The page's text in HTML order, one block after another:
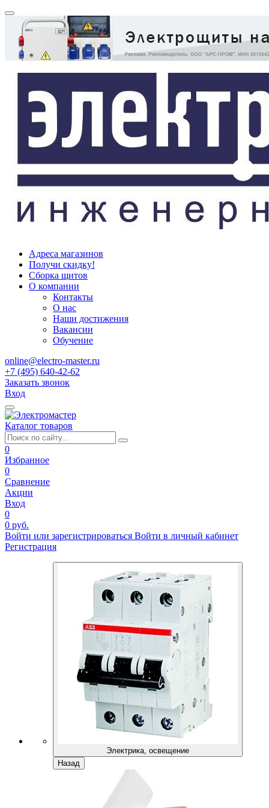
Адреса магазинов
Получи скидку!
Сборка щитов
О компании
Контакты
О нас
Наши достижения
Вакансии
Обучение
online@electro-master.ru
+7 (495) 640-42-62
Заказать звонок
Вход
Каталог товаров
0
Избранное
0
Сравнение
Акции
Вход
0
0 руб.
Войти или зарегистрироваться Войти в личный кабинет
Регистрация
Электрика, освещение
Назад